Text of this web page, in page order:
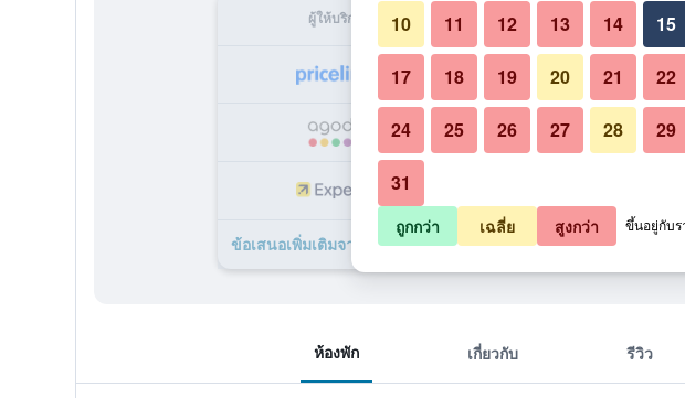
ผู้ให้บริการ ทั้งหมด (ต่อคืน)
฿2,590 เช็คดีล
฿3,536 เช็คดีล
ข้อเสนอเพิ่มเติมจาก The Corporate Hotel Convention Centre 10
ห้องพัก เกี่ยวกับ รีวิว
10 11 12 13 14 15
17 18 19 20 21 22
24 25 26 27 28 29
31
ถูกกว่า เฉลี่ย สูงกว่า ขึ้นอยู่กับร